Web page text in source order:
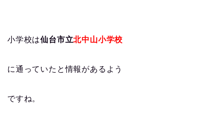
小学校は仙台市立北中山小学校
に通っていたと情報があるよう
ですね。